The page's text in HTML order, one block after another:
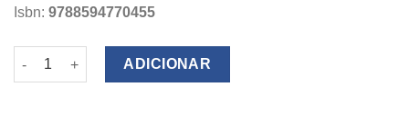
Isbn: 9788594770455
Quantidade de O Direito pela Literatura
ADICIONAR